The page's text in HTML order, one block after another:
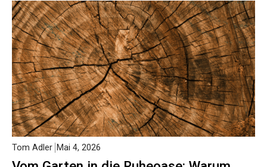
Tom Adler Mai 4, 2026